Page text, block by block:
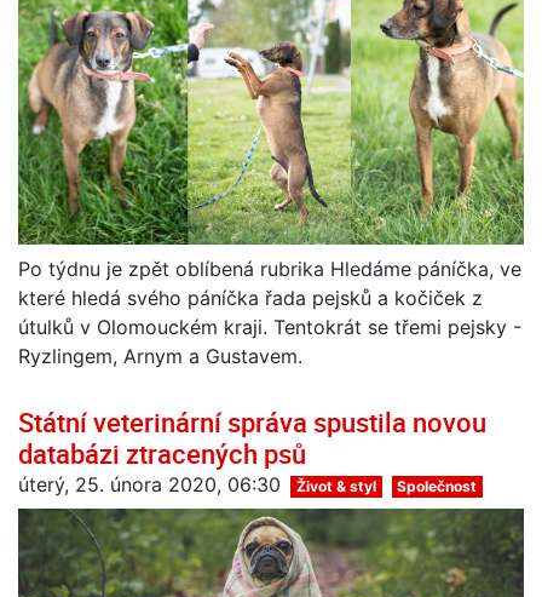
Po týdnu je zpět oblíbená rubrika Hledáme páníčka, ve
které hledá svého páníčka řada pejsků a kočiček z
útulků v Olomouckém kraji. Tentokrát se třemi pejsky -
Ryzlingem, Arnym a Gustavem.
Státní veterinární správa spustila novou
databázi ztracených psů
úterý, 25. února 2020, 06:30 Život & styl Společnost